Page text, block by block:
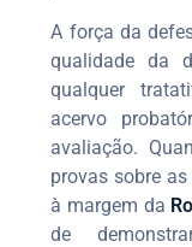
A força da
qualidade da
qualquer
acervo
avaliação.
provas sobre
à margem da
de